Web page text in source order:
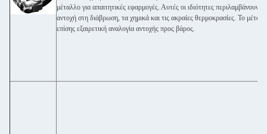
μέταλλο για απαιτητικές εφαρμογές. Αυτές οι ιδιότητες περιλαμβάνουν
αντοχή στη διάβρωση, τα χημικά και τις ακραίες θερμοκρασίες. Το
επίσης εξαιρετική αναλογία αντοχής προς βάρος.